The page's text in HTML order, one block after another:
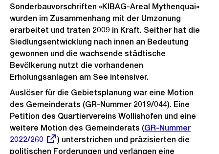
Sonderbauvorschriften «KIBAG-Areal Mythenquai»
wurden im Zusammenhang mit der Umzonung
erarbeitet und traten 2009 in Kraft. Seither hat die
Siedlungsentwicklung nach innen an Bedeutung
gewonnen und die wachsende städtische
Bevölkerung nutzt die vorhandenen
Erholungsanlagen am See intensiver.
Auslöser für die Gebietsplanung war eine Motion
des Gemeinderats (GR-Nummer 2019/044). Eine
Petition des Quartiervereins Wollishofen und eine
weitere Motion des Gemeinderats (Externer
Link:
GR-Nummer
2022/260
) unterstrichen und präzisierten die
politischen Forderungen und verlangen eine